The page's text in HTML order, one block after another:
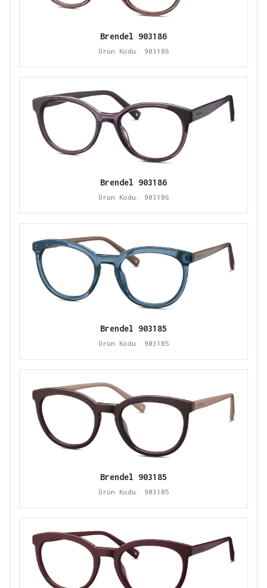
Brendel 903186
Ürün Kodu: 903186
Brendel 903186
Ürün Kodu: 903186
Brendel 903185
Ürün Kodu: 903185
Brendel 903185
Ürün Kodu: 903185